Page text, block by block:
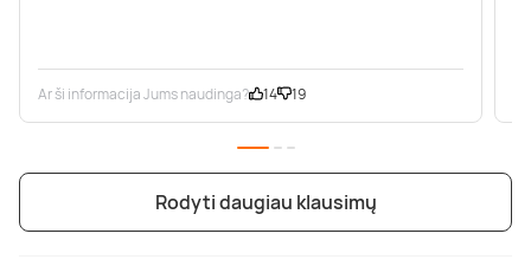
Ar ši informacija Jums naudinga? 14 19
Rodyti daugiau klausimų